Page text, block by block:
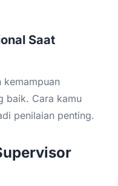
Saat
kemampuan
baik. Cara kamu
penilaian penting.